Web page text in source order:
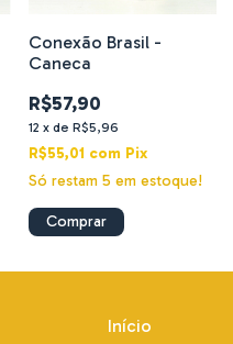
Conexão Brasil -
Caneca
R$57,90
12 x de R$5,96
R$55,01 com Pix
Só restam 5 em estoque!
Início